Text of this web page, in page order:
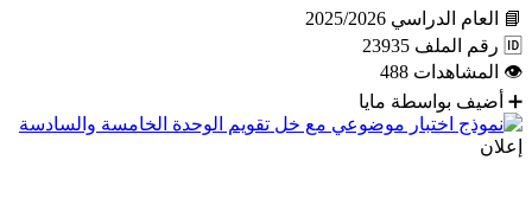
📘
العام الدراسي 2025/2026
🆔 رقم الملف 23935
👁
المشاهدات 488
➕
أضيف بواسطة مايا
إعلان